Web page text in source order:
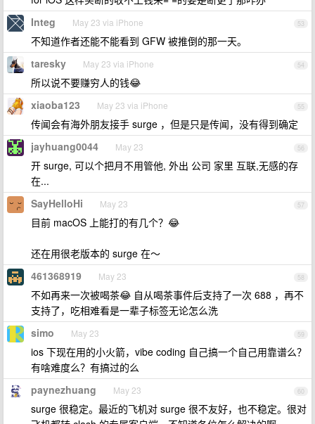
53
Integ May 23 via iPhone
不知道作者还能不能看到 GFW 被推倒的那一天。
54
taresky May 23 via iPhone
所以说不要赚穷人的钱😂
55
xiaoba123 May 23 via iPhone
传闻会有海外朋友接手 surge ，但是只是传闻，没有得到确定
56
jayhuang0044 May 23
开 surge, 可以个把月不用管他, 外出 公司 家里 互联,无感的存
在...
57
SayHelloHi May 23
目前 macOS 上能打的有几个？😂
还在用很老版本的 surge 在～
58
461368919 May 23
不如再来一次被喝茶😂 自从喝茶事件后支持了一次 688 ，再不
支持了，吃相难看是一辈子标签无论怎么洗
59
simo May 23
ios 下现在用的小火箭，vibe coding 自己搞一个自己用靠谱么？
有啥难度么？有搞过的么
60
paynezhuang May 23
surge 很稳定。最近的飞机对 surge 很不友好，也不稳定。很对